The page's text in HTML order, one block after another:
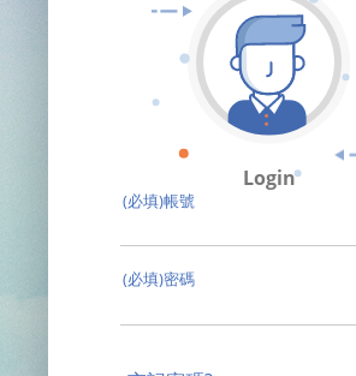
Login
(必填)帳號
(必填)密碼